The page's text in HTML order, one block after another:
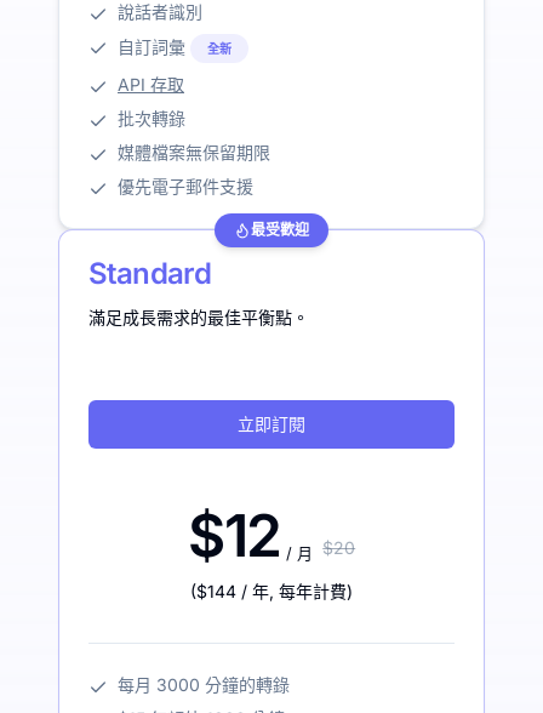
說話者識別
自訂詞彙
全新
API 存取
批次轉錄
媒體檔案無保留期限
優先電子郵件支援
最受歡迎
Standard
滿足成長需求的最佳平衡點。
立即訂閱
$12 / 月 $20
($144 / 年, 每年計費)
每月 3000 分鐘的轉錄